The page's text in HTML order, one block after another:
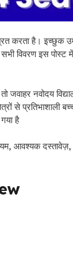
करता है। इच्छुक
विवरण इस पोस्ट
जवाहर नवोदय
से प्रतिभाशाली
है
आवश्यक